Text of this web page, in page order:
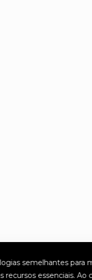
semelhantes para
recursos essenciais.